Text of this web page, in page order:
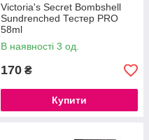
Victoria's Secret Bombshell
Sundrenched Тестер PRO
58ml
В наявності 3 од.
170 ₴
Купити